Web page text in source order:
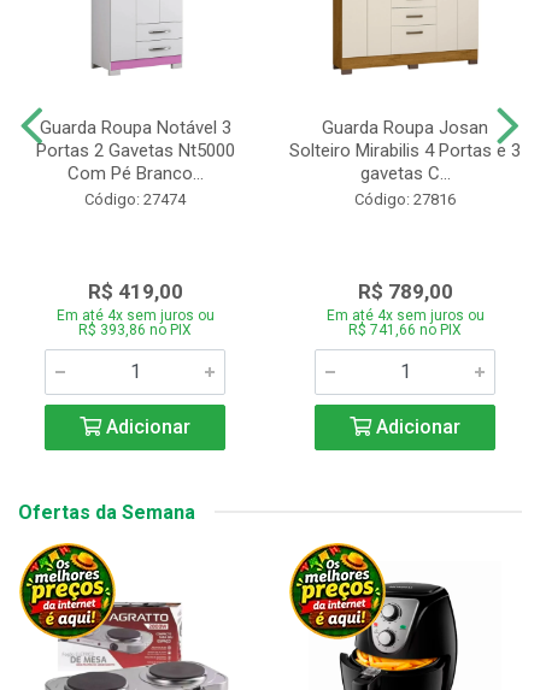
Guarda Roupa Notável 3
Portas 2 Gavetas Nt5000
Com Pé Branco...
Código: 27474
R$ 419,00
Em até 4x sem juros ou
R$ 393,86 no PIX
Adicionar
Guarda Roupa Josan
Solteiro Mirabilis 4 Portas e 3
gavetas C...
Código: 27816
R$ 789,00
Em até 4x sem juros ou
R$ 741,66 no PIX
Adicionar
Ofertas da Semana